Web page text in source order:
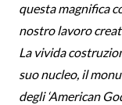
questa magnifica
nostro lavoro
La vivida
suo nucleo, il
degli ‘American